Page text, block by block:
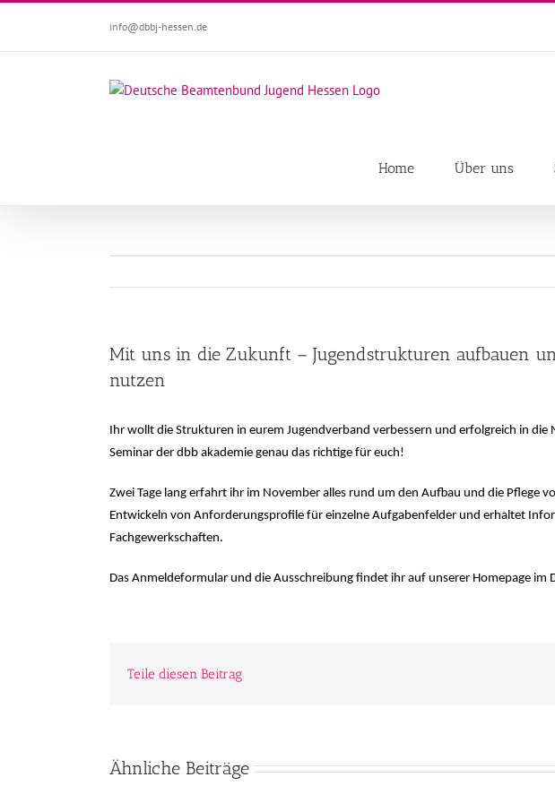
springen
info@dbbj-hessen.de
Home Über uns
Mit uns in die Zukunft – Jugendstrukturen aufbauen
nutzen
Ihr wollt die Strukturen in eurem Jugendverband verbessern und erfolgreich in die
Seminar der dbb akademie genau das richtige für euch!
Zwei Tage lang erfahrt ihr im November alles rund um den Aufbau und die Pflege
Entwickeln von Anforderungsprofile für einzelne Aufgabenfelder und erhaltet
Fachgewerkschaften.
Das Anmeldeformular und die Ausschreibung findet ihr auf unserer Homepage im
Teile diesen Beitrag
Ähnliche Beiträge